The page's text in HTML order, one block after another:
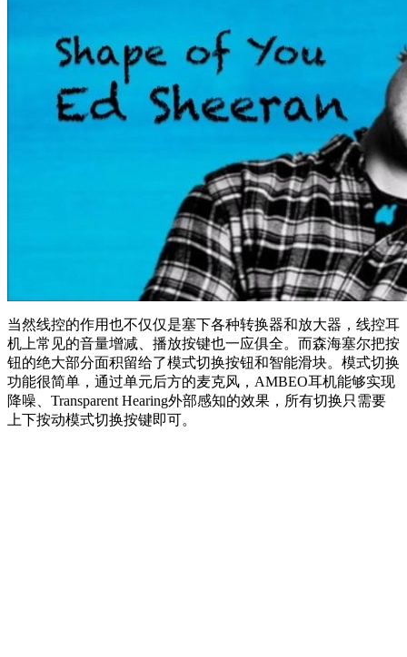
当然线控的作用也不仅仅是塞下各种转换器和放大器，线控耳
机上常见的音量增减、播放按键也一应俱全。而森海塞尔把按
钮的绝大部分面积留给了模式切换按钮和智能滑块。模式切换
功能很简单，通过单元后方的麦克风，AMBEO耳机能够实现
降噪、Transparent Hearing外部感知的效果，所有切换只需要
上下按动模式切换按键即可。